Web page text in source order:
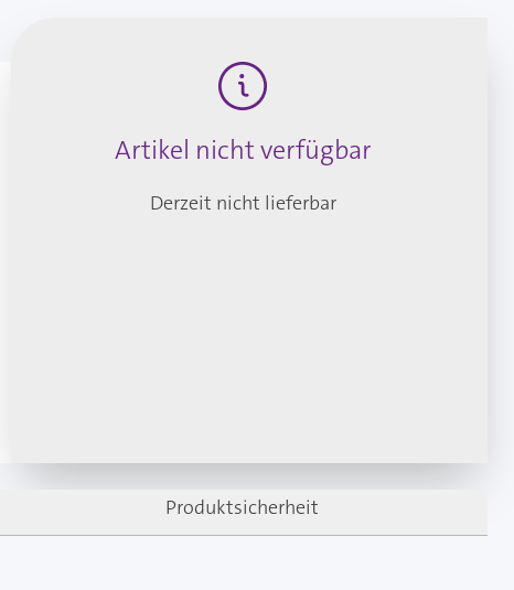
Artikel nicht verfügbar
Derzeit nicht lieferbar
Produktsicherheit